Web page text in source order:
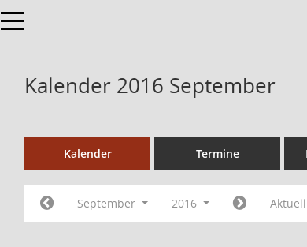
Toggle navigation
Kalender 2016 September
Kalender Termine
September 2016 Aktuell